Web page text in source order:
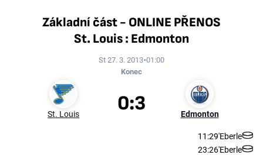
Základní část - ONLINE PŘENOS
St. Louis : Edmonton
St 27. 3. 2013 01:00
Konec
St. Louis Edmonton
0:3
11:29'Eberle
23:26'Eberle